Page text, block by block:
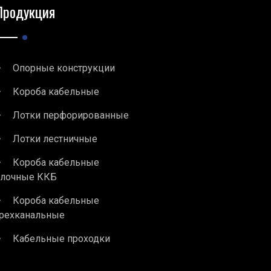
Опорные конструкции
Короба кабельные
Лотки перфорированные
Лотки лестничные
Короба кабельные
ККБ
Короба кабельные
Кабельные проходки